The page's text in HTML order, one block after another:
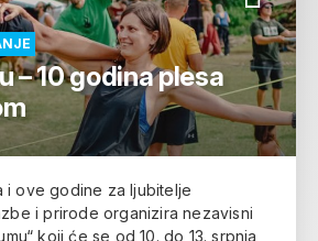
– 10 godina plesa
i ove godine za ljubitelje
i prirode organizira nezavisni
koji će se od 10. do 13. srpnja